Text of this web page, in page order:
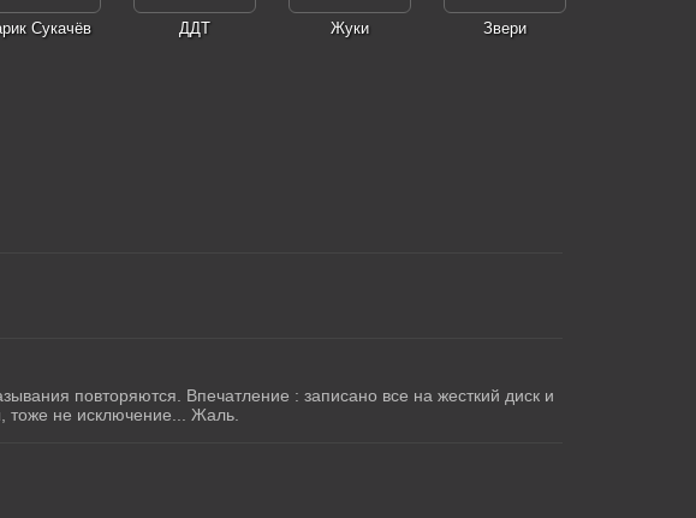
Сукачёв ДДТ Жуки Звери
повторяются. Впечатление : записано все на жесткий диск и
тоже не исключение... Жаль.